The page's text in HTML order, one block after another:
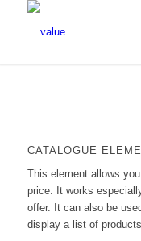
CATALOGUE
This element allows
price. It works
offer. It can also be
display a list of